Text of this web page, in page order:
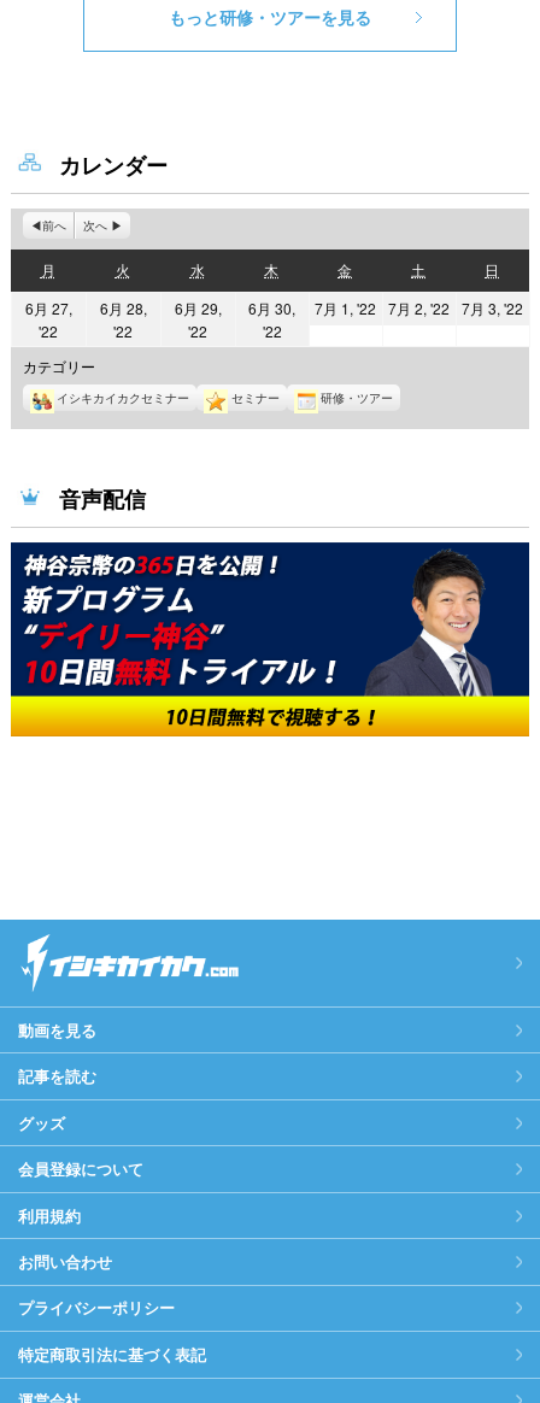
もっと研修・ツアーを見る
カレンダー
前へ 次へ
月
曜
日
火
曜
日
水水
曜
日
木
曜
日
金金
曜
日
土
曜
日
日
曜
日
6月 27,
'22
年
6
月
27
6月 28,
'22
6
月
28
6月 29,
'22
6
月
29
6月 30,
'222022
6
月
30
7月 1, '22
2022
月
日
7月 2, '22
2022
日
7月 3, '22
日
カテゴリー
イシキカイカクセミナー セミナー 研修・ツアー
音声配信
動画を見る
記事を読む
グッズ
会員登録について
利用規約
お問い合わせ
プライバシーポリシー
特定商取引法に基づく表記